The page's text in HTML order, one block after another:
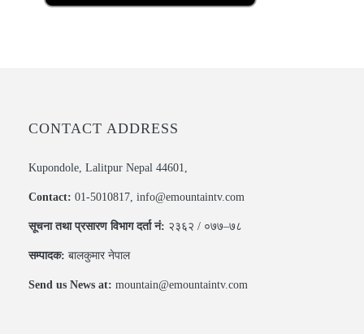
CONTACT ADDRESS
Kupondole, Lalitpur Nepal 44601,
Contact: 01-5010817, info@emountaintv.com
सूचना तथा प्रसारण विभाग दर्ता नं: २३६२ / ०७७–७८
सम्पादक: बालकुमार नेपाल
Send us News at: mountain@emountaintv.com